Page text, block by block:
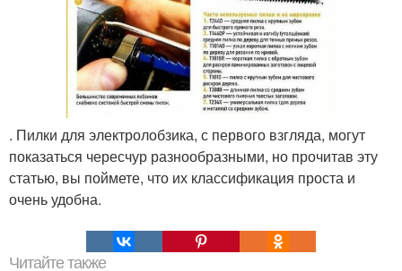
. Пилки для электролобзика, с первого взгляда, могут
показаться чересчур разнообразными, но прочитав эту
статью, вы поймете, что их классификация проста и
очень удобна.
Читайте также